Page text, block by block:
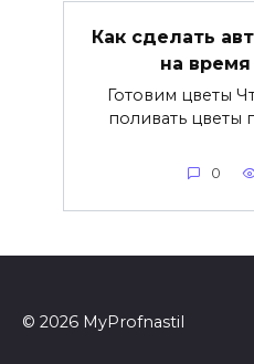
Как сделать
на время
Готовим цветы
поливать цветы
0
© 2026 MyProfnastil